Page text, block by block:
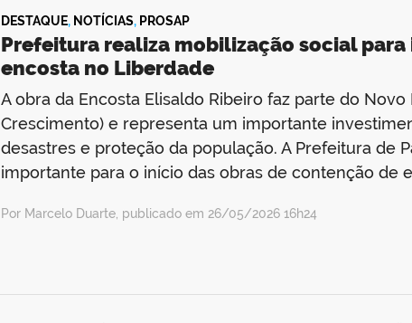
DESTAQUE, NOTÍCIAS, PROSAP
Prefeitura realiza mobilização social
encosta no Liberdade
A obra da Encosta Elisaldo Ribeiro faz parte do
Crescimento) e representa um importante
desastres e proteção da população. A Prefeitura de
importante para o início das obras de contenção de
Por Marcelo Duarte, publicado em 26/05/2026 16h24